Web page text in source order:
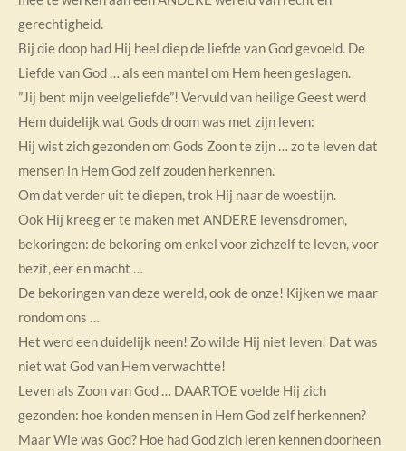
gerechtigheid.
Bij die doop had Hij heel diep de liefde van God gevoeld. De
Liefde van God … als een mantel om Hem heen geslagen.
”Jij bent mijn veelgeliefde”! Vervuld van heilige Geest werd
Hem duidelijk wat Gods droom was met zijn leven:
Hij wist zich gezonden om Gods Zoon te zijn … zo te leven dat
mensen in Hem God zelf zouden herkennen.
Om dat verder uit te diepen, trok Hij naar de woestijn.
Ook Hij kreeg er te maken met ANDERE levensdromen,
bekoringen: de bekoring om enkel voor zichzelf te leven, voor
bezit, eer en macht …
De bekoringen van deze wereld, ook de onze! Kijken we maar
rondom ons …
Het werd een duidelijk neen! Zo wilde Hij niet leven! Dat was
niet wat God van Hem verwachtte!
Leven als Zoon van God … DAARTOE voelde Hij zich
gezonden: hoe konden mensen in Hem God zelf herkennen?
Maar Wie was God? Hoe had God zich leren kennen doorheen